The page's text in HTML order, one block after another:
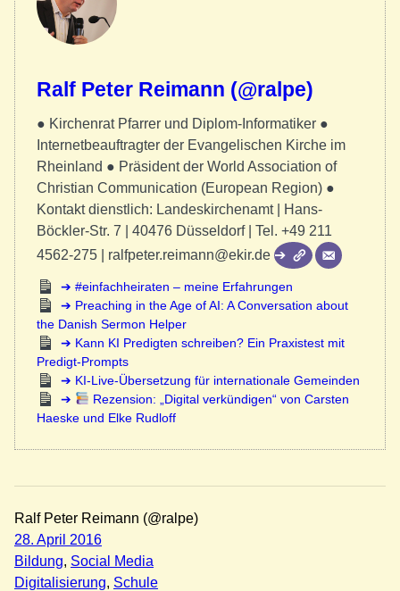
Ralf Peter Reimann (@ralpe)
● Kirchenrat Pfarrer und Diplom-Informatiker ●
Internetbeauftragter der Evangelischen Kirche im
Rheinland ● Präsident der World Association of
Christian Communication (European Region) ●
Kontakt dienstlich: Landeskirchenamt | Hans-
Böckler-Str. 7 | 40476 Düsseldorf | Tel. +49 211
4562-275 | ralfpeter.reimann@ekir.de
#einfachheiraten – meine Erfahrungen
Preaching in the Age of AI: A Conversation about
the Danish Sermon Helper
Kann KI Predigten schreiben? Ein Praxistest mit
Predigt-Prompts
KI-Live-Übersetzung für internationale Gemeinden
Rezension: „Digital verkündigen“ von Carsten
Haeske und Elke Rudloff
Ralf Peter Reimann (@ralpe)
28. April 2016
Bildung, Social Media
Digitalisierung, Schule